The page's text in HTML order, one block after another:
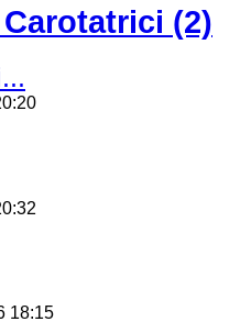
(2)
18:15